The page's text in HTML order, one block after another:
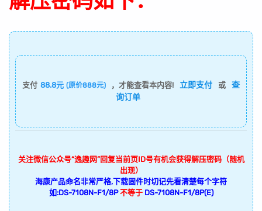
支付 88.8元 (原价888元) ，才能查看本内容! 立即支付 或
查
询订单
关注微信公众号“逸趣网”回复当前页ID号有机会获得解压密码（随机
出现）
海康产品命名非常严格,下载固件时切记先看清楚每个字符
如:DS-7108N-F1/8P 不等于 DS-7108N-F1/8P(E)